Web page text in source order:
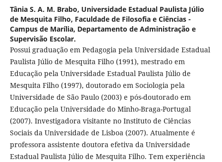
Tânia S. A. M. Brabo, Universidade Estadual Paulista Júlio
de Mesquita Filho, Faculdade de Filosofia e Ciências -
Campus de Marília, Departamento de Administração e
Supervisão Escolar.
Possui graduação em Pedagogia pela Universidade Estadual
Paulista Júlio de Mesquita Filho (1991), mestrado em
Educação pela Universidade Estadual Paulista Júlio de
Mesquita Filho (1997), doutorado em Sociologia pela
Universidade de São Paulo (2003) e pós-doutorado em
Educação pela Universidade do Minho-Braga-Portugal
(2007). Investigadora visitante no Instituto de Ciências
Sociais da Universidade de Lisboa (2007). Atualmente é
professora assistente doutora efetiva da Universidade
Estadual Paulista Júlio de Mesquita Filho. Tem experiência